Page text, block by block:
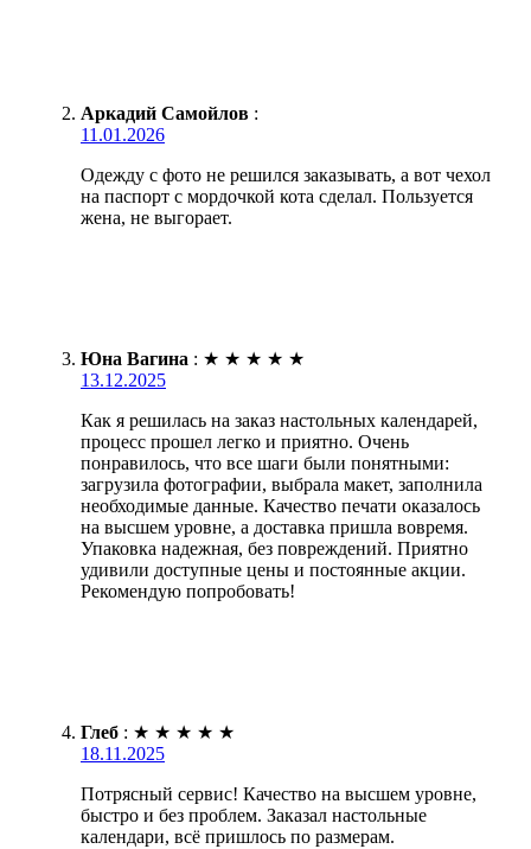
Аркадий Самойлов :
11.01.2026
Одежду с фото не решился заказывать, а вот чехол
на паспорт с мордочкой кота сделал. Пользуется
жена, не выгорает.
Юна Вагина : ★ ★ ★ ★ ★
13.12.2025
Как я решилась на заказ настольных календарей,
процесс прошел легко и приятно. Очень
понравилось, что все шаги были понятными:
загрузила фотографии, выбрала макет, заполнила
необходимые данные. Качество печати оказалось
на высшем уровне, а доставка пришла вовремя.
Упаковка надежная, без повреждений. Приятно
удивили доступные цены и постоянные акции.
Рекомендую попробовать!
Глеб : ★ ★ ★ ★ ★
18.11.2025
Потрясный сервис! Качество на высшем уровне,
быстро и без проблем. Заказал настольные
календари, всё пришлось по размерам.